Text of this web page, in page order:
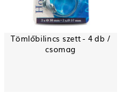
Tömlőbilincs szett - 4 db /
csomag